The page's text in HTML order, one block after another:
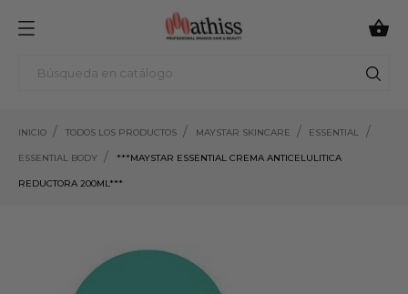

INICIO TODOS LOS PRODUCTOS MAYSTAR SKINCARE ESSENTIAL
ESSENTIAL BODY ***MAYSTAR ESSENTIAL CREMA ANTICELULITICA
REDUCTORA 200ML***